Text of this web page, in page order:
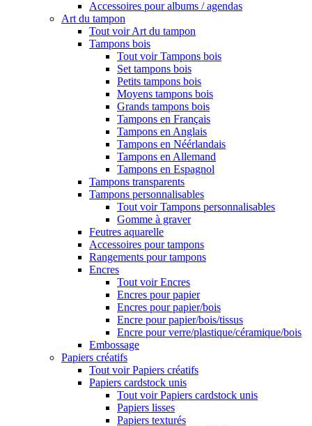
Accessoires pour albums / agendas
Art du tampon
Tout voir Art du tampon
Tampons bois
Tout voir Tampons bois
Set tampons bois
Petits tampons bois
Moyens tampons bois
Grands tampons bois
Tampons en Français
Tampons en Anglais
Tampons en Néérlandais
Tampons en Allemand
Tampons en Espagnol
Tampons transparents
Tampons personnalisables
Tout voir Tampons personnalisables
Gomme à graver
Feutres aquarelle
Accessoires pour tampons
Rangements pour tampons
Encres
Tout voir Encres
Encres pour papier
Encres pour papier/bois
Encre pour papier/bois/tissus
Encre pour verre/plastique/céramique/bois
Embossage
Papiers créatifs
Tout voir Papiers créatifs
Papiers cardstock unis
Tout voir Papiers cardstock unis
Papiers lisses
Papiers texturés